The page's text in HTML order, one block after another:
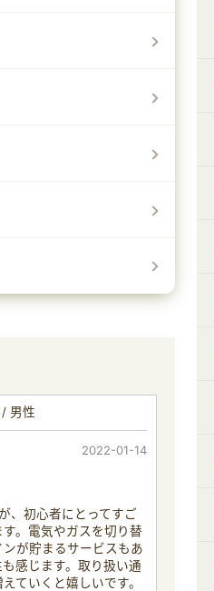
男性
2022-01-14
、初心者にとってすご
。電気やガスを切り替
が貯まるサービスもあ
感じます。取り扱い通
ていくと嬉しいです。